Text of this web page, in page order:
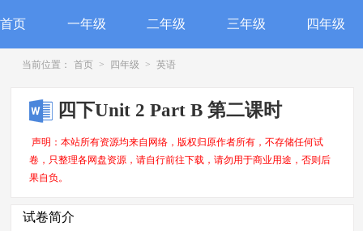
首页 一年级 二年级 三年级 四年级
当前位置： 首页 > 四年级 > 英语
四下Unit 2 Part B 第二课时
声明：本站所有资源均来自网络，版权归原作者所有，不存储任何试
卷，只整理各网盘资源，请自行前往下载，请勿用于商业用途，否则后
果自负。
试卷简介